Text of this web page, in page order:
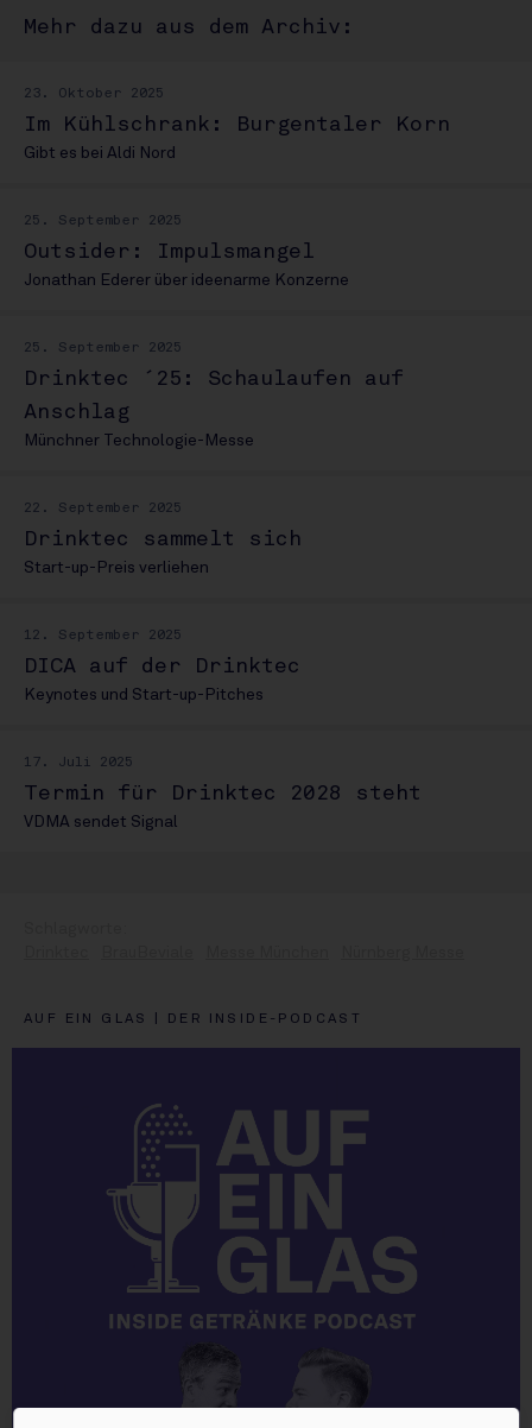
Mehr dazu aus dem Archiv:
23. Oktober 2025
Im Kühlschrank: Burgentaler Korn
Gibt es bei Aldi Nord
25. September 2025
Outsider: Impulsmangel
Jonathan Ederer über ideenarme Konzerne
25. September 2025
Drinktec ´25: Schaulaufen auf
Anschlag
Münchner Technologie-Messe
22. September 2025
Drinktec sammelt sich
Start-up-Preis verliehen
12. September 2025
DICA auf der Drinktec
Keynotes und Start-up-Pitches
17. Juli 2025
Termin für Drinktec 2028 steht
VDMA sendet Signal
AUF EIN GLAS | DER INSIDE-PODCAST